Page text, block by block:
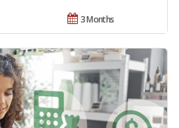
3 Months